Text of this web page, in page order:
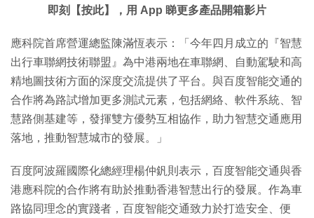
片
即刻【按此】，用 App 睇更多產品開箱影片
應科院首席營運總監陳滿恆表示：「今年四月成立的『智慧
出行車聯網技術聯盟』為中港兩地在車聯網、自動駕駛和高
精地圖技術方面的深度交流提供了平台。與百度智能交通的
合作將為路試增加更多測試元素，包括網絡、軟件系統、智
慧路側基建等，發揮雙方優勢互相協作，助力智慧交通應用
落地，推動智慧城市的發展。」
百度阿波羅國際化總經理楊仲釩則表示，百度智能交通與香
港應科院的合作將有助於推動香港智慧出行的發展。作為車
路協同理念的實踐者，百度智能交通致力於打造安全、便